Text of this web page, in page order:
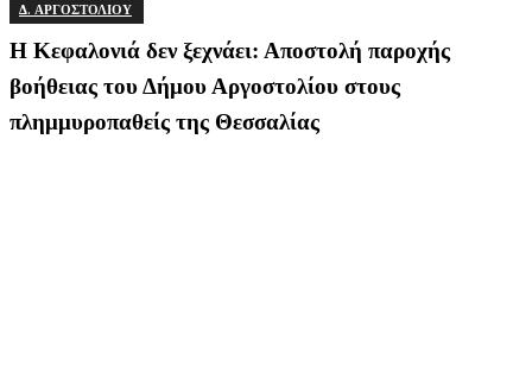
Δ. ΑΡΓΟΣΤΟΛΙΟΥ
Η Κεφαλονιά δεν ξεχνάει: Αποστολή παροχής
βοήθειας του Δήμου Αργοστολίου στους
πλημμυροπαθείς της Θεσσαλίας